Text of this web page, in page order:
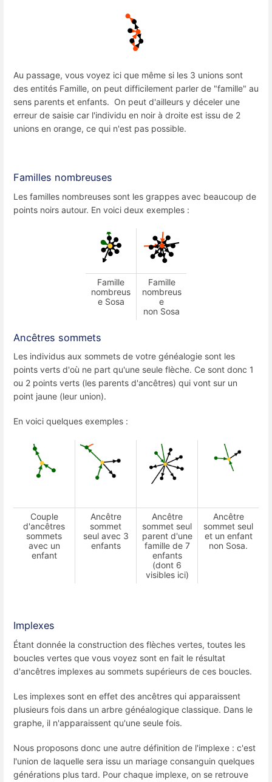
Au passage, vous voyez ici que même si les 3 unions sont
des entités Famille, on peut difficilement parler de "famille" au
sens parents et enfants. On peut d'ailleurs y déceler une
erreur de saisie car l'individu en noir à droite est issu de 2
unions en orange, ce qui n'est pas possible.
Familles nombreuses
Les familles nombreuses sont les grappes avec beaucoup de
points noirs autour. En voici deux exemples :
Famille
nombreus
e Sosa
Famille
nombreus
e
non Sosa
Ancêtres sommets
Les individus aux sommets de votre généalogie sont les
points verts d'où ne part qu'une seule flèche. Ce sont donc 1
ou 2 points verts (les parents d'ancêtres) qui vont sur un
point jaune (leur union).
En voici quelques exemples :
Couple
d'ancêtres
sommets
avec un
enfant
Ancêtre
sommet
seul avec 3
enfants
Ancêtre
sommet seul
parent d'une
famille de 7
enfants
(dont 6
visibles ici)
Ancêtre
sommet seul
et un enfant
non Sosa.
Implexes
Étant donnée la construction des flèches vertes, toutes les
boucles vertes que vous voyez sont en fait le résultat
d'ancêtres implexes au sommets supérieurs de ces boucles.
Les implexes sont en effet des ancêtres qui apparaissent
plusieurs fois dans un arbre généalogique classique. Dans le
graphe, il n'apparaissent qu'une seule fois.
Nous proposons donc une autre définition de l'implexe : c'est
l'union de laquelle sera issu un mariage consanguin quelques
générations plus tard. Pour chaque implexe, on se retrouve